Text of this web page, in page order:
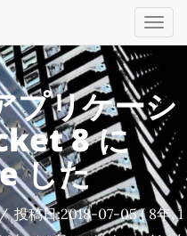
リケーシ
8 に
した
投稿日:2018-07-05( 8年, 1